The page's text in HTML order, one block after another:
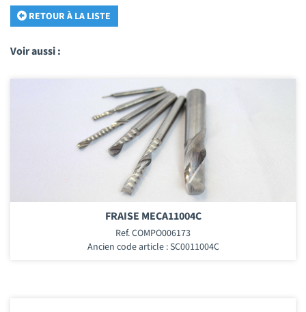
RETOUR À LA LISTE
Voir aussi :
FRAISE MECA11004C
Ref. COMPO006173
Ancien code article : SC0011004C